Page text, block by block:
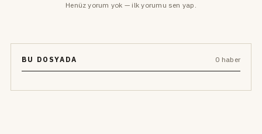
Henüz yorum yok — ilk yorumu sen yap.
BU DOSYADA 0 haber